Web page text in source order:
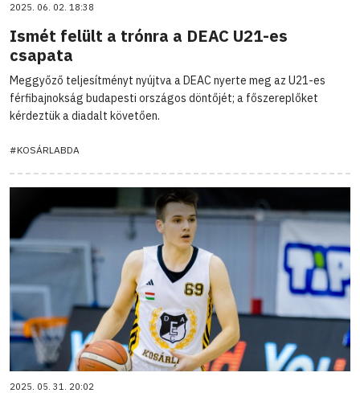
2025. 06. 02. 18:38
Ismét felült a trónra a DEAC U21-es
csapata
Meggyőző teljesítményt nyújtva a DEAC nyerte meg az U21-es
férfibajnokság budapesti országos döntőjét; a főszereplőket
kérdeztük a diadalt követően.
#KOSÁRLABDA
2025. 05. 31. 20:02